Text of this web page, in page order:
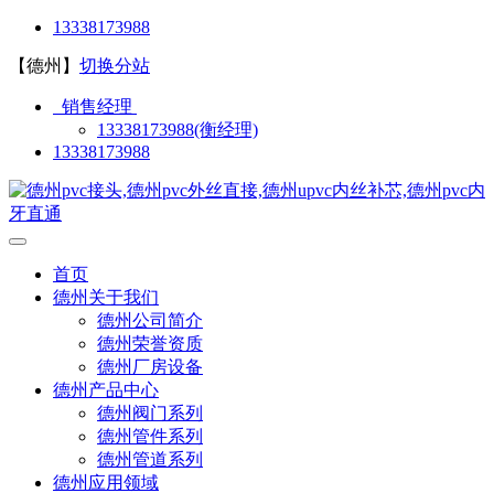
13338173988
【德州】 切换分站
销售经理
13338173988(衡经理)
13338173988
首页
德州关于我们
德州公司简介
德州荣誉资质
德州厂房设备
德州产品中心
德州阀门系列
德州管件系列
德州管道系列
德州应用领域